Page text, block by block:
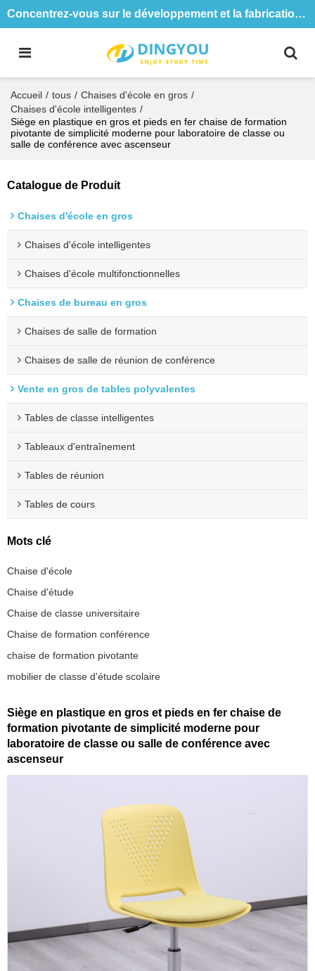
Concentrez-vous sur le développement et la fabrication de tables et de chaises de formation depuis 18 ans
Accueil / tous / Chaises d'école en gros /
Chaises d'école intelligentes /
Siège en plastique en gros et pieds en fer chaise de formation
pivotante de simplicité moderne pour laboratoire de classe ou
salle de conférence avec ascenseur
Catalogue de Produit
Chaises d'école en gros
Chaises d'école intelligentes
Chaises d'école multifonctionnelles
Chaises de bureau en gros
Chaises de salle de formation
Chaises de salle de réunion de conférence
Vente en gros de tables polyvalentes
Tables de classe intelligentes
Tableaux d'entraînement
Tables de réunion
Tables de cours
Mots clé
Chaise d'école
Chaise d'étude
Chaise de classe universitaire
Chaise de formation conférence
chaise de formation pivotante
mobilier de classe d'étude scolaire
Siège en plastique en gros et pieds en fer chaise de
formation pivotante de simplicité moderne pour
laboratoire de classe ou salle de conférence avec
ascenseur